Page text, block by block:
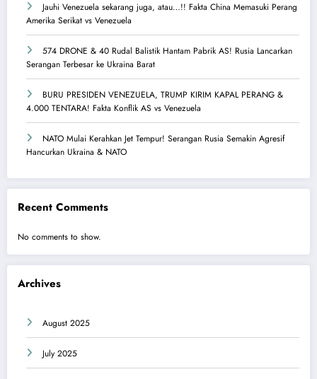
Jauhi Venezuela sekarang juga, atau…!! Fakta China Memasuki Perang
Amerika Serikat vs Venezuela
574 DRONE & 40 Rudal Balistik Hantam Pabrik AS! Rusia Lancarkan
Serangan Terbesar ke Ukraina Barat
BURU PRESIDEN VENEZUELA, TRUMP KIRIM KAPAL PERANG &
4.000 TENTARA! Fakta Konflik AS vs Venezuela
NATO Mulai Kerahkan Jet Tempur! Serangan Rusia Semakin Agresif
Hancurkan Ukraina & NATO
Recent Comments
No comments to show.
Archives
August 2025
July 2025